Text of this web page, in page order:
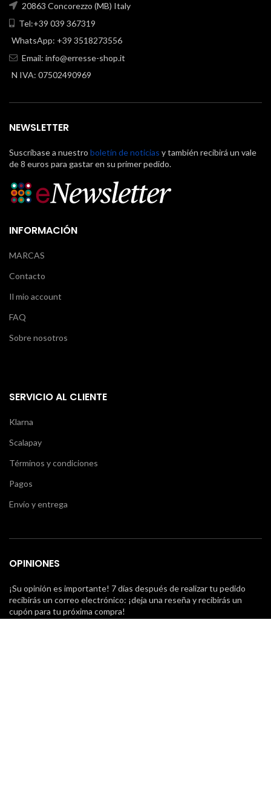
20863 Concorezzo (MB) Italy
Tel:+39 039 367319
WhatsApp: +39 3518273556
Email: info@erresse-shop.it
N IVA: 07502490969
NEWSLETTER
Suscríbase a nuestro boletín de noticias y también recibirá un vale
de 8 euros para gastar en su primer pedido.
INFORMACIÓN
MARCAS
Contacto
Il mio account
FAQ
Sobre nosotros
SERVICIO AL CLIENTE
Klarna
Scalapay
Términos y condiciones
Pagos
Envío y entrega
OPINIONES
¡Su opinión es importante! 7 días después de realizar tu pedido
recibirás un correo electrónico: ¡deja una reseña y recibirás un
cupón para tu próxima compra!